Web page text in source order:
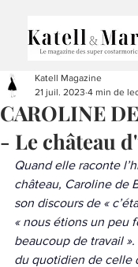
CAROLINE
- Le château
Katell Magazine
21 juil. 2023 4 min de
Quand elle raconte
château, Caroline de
son discours de «
« nous étions un peu
beaucoup de travail
du quotidien de celle